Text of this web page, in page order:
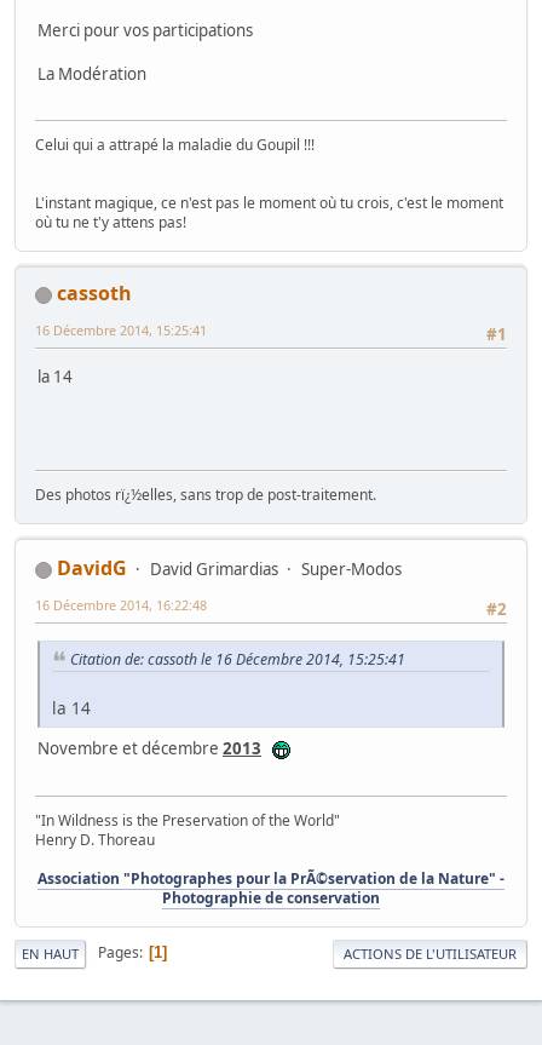
Merci pour vos participations
La Modération
Celui qui a attrapé la maladie du Goupil !!!
L'instant magique, ce n'est pas le moment où tu crois, c'est le moment
où tu ne t'y attens pas!
cassoth
#1
16 Décembre 2014, 15:25:41
la 14
Des photos rï¿½elles, sans trop de post-traitement.
DavidG David Grimardias
Super-Modos
#2
16 Décembre 2014, 16:22:48
Citation de: cassoth le 16 Décembre 2014, 15:25:41
la 14
Novembre et décembre 2013
"In Wildness is the Preservation of the World"
Henry D. Thoreau
Association "Photographes pour la PrÃ©servation de la Nature" -
Photographie de conservation
EN HAUT Pages 1 ACTIONS DE L'UTILISATEUR